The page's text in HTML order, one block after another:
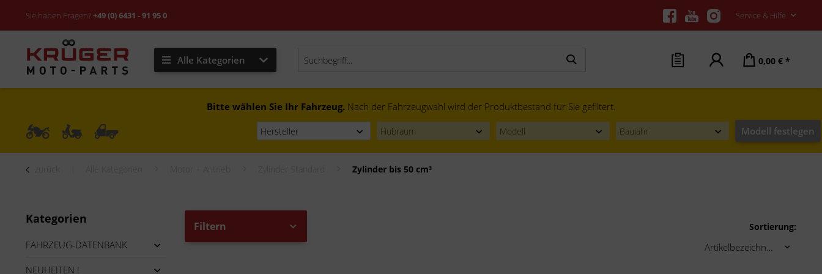
Sie haben Fragen?+49 (0) 6431 - 91 95 0 Service & Hilfe
Alle Kategorien 0,00 € *
Bitte wählen Sie Ihr Fahrzeug. Nach der Fahrzeugwahl wird der Produktbestand für Sie gefiltert.
Modell festlegen
Zylinder bis 50 cm³
Kategorien
FAHRZEUG-DATENBANK
NEUHEITEN !
Filtern Sortierung: